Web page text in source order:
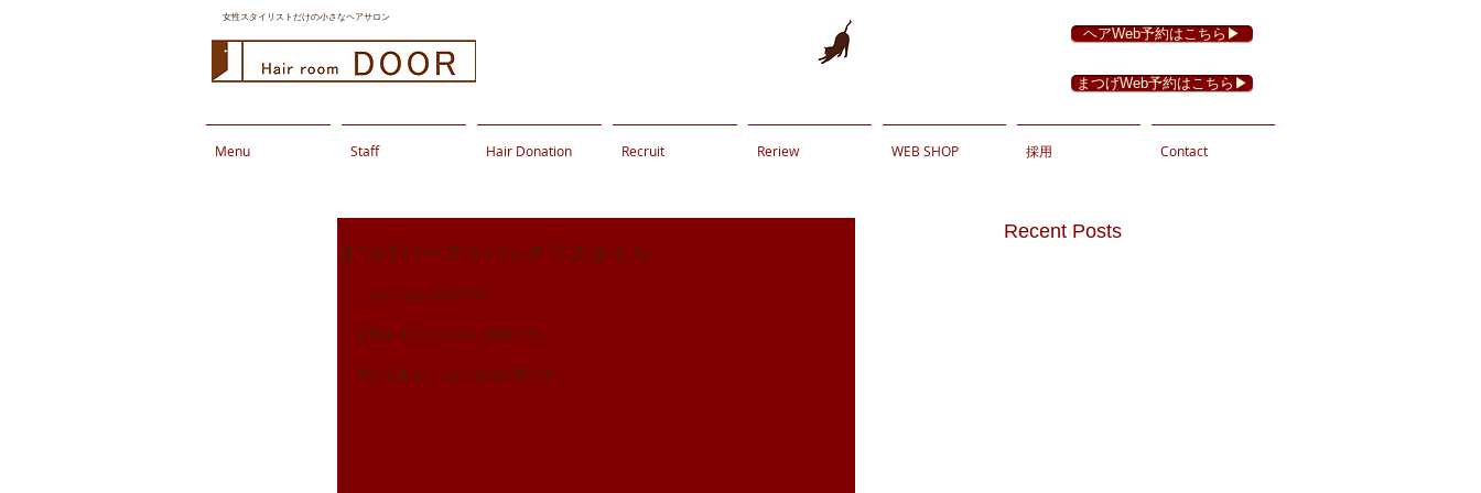
女性スタイリストだけの小さなヘアサロン
ヘアWeb予約はこちら▶︎
まつげWeb予約はこちら▶︎
Menu Staff Hair Donation Recruit Reriew WEB SHOP 採用 Contact
まつげパーマ☆パッチリスタイル
こんにちは☆Kuriです。
お客さまスタイルのご紹介です。
長さも量もしっかりあるお客さま。
Recent Posts